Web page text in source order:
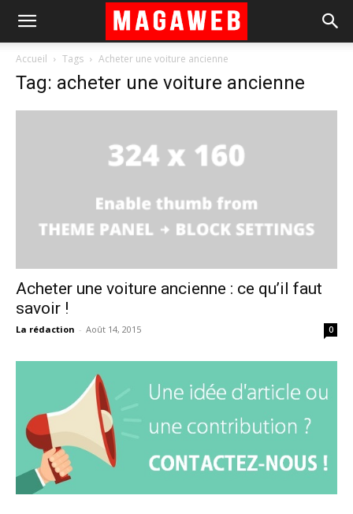
Accueil Tags Acheter une voiture ancienne
Tag: acheter une voiture ancienne
Acheter une voiture ancienne : ce qu’il faut
savoir !
La rédaction - Août 14, 2015 0